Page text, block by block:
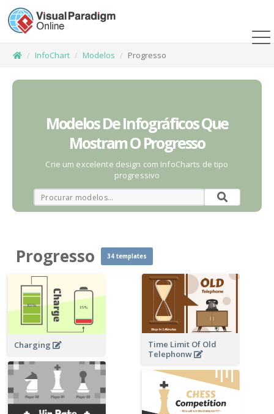
InfoChart Modelos Progresso
Modelos De Infográficos Que
Mostram O Progresso
Crie um excelente design com InfoCharts de tipo
progressivo
Progresso 34 templates
Charging
Time Limit Of Old
Telephonw